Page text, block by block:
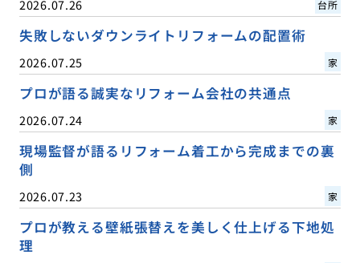
2026.07.26 台所
失敗しないダウンライトリフォームの配置術
2026.07.25 家
プロが語る誠実なリフォーム会社の共通点
2026.07.24 家
現場監督が語るリフォーム着工から完成までの裏
側
2026.07.23 家
プロが教える壁紙張替えを美しく仕上げる下地処
理